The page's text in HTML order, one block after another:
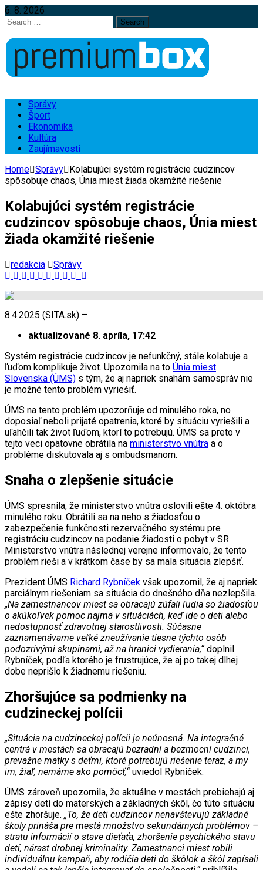
6. 8. 2026
Search
for:
Správy
Šport
Ekonomika
Kultúra
Zaujímavosti
Home Správy Kolabujúci systém registrácie cudzincov
spôsobuje chaos, Únia miest žiada okamžité riešenie
Kolabujúci systém registrácie
cudzincov spôsobuje chaos, Únia miest
žiada okamžité riešenie
redakcia Správy
8.4.2025 (SITA.sk) –
aktualizované 8. apríla, 17:42
Systém registrácie cudzincov je nefunkčný, stále kolabuje a
ľuďom komplikuje život. Upozornila na to Únia miest
Slovenska (ÚMS) s tým, že aj napriek snahám samospráv nie
je možné tento problém vyriešiť.
ÚMS na tento problém upozorňuje od minulého roka, no
doposiaľ neboli prijaté opatrenia, ktoré by situáciu vyriešili a
uľahčili tak život ľuďom, ktorí to potrebujú. ÚMS sa preto v
tejto veci opätovne obrátila na ministerstvo vnútra a o
probléme diskutovala aj s ombudsmanom.
Snaha o zlepšenie situácie
ÚMS spresnila, že ministerstvo vnútra oslovili ešte 4. októbra
minulého roku. Obrátili sa na neho s žiadosťou o
zabezpečenie funkčnosti rezervačného systému pre
registráciu cudzincov na podanie žiadosti o pobyt v SR.
Ministerstvo vnútra následnej verejne informovalo, že tento
problém rieši a v krátkom čase by sa mala situácia zlepšiť.
Prezident ÚMS Richard Rybníček však upozornil, že aj napriek
parciálnym riešeniam sa situácia do dnešného dňa nezlepšila.
„Na zamestnancov miest sa obracajú zúfali ľudia so žiadosťou
o akúkoľvek pomoc najmä v situáciách, keď ide o deti alebo
nedostupnosť zdravotnej starostlivosti. Súčasne
zaznamenávame veľké zneužívanie tiesne týchto osôb
podozrivými skupinami, až na hranici vydierania,“doplnil
Rybníček, podľa ktorého je frustrujúce, že aj po takej dlhej
dobe neprišlo k žiadnemu riešeniu.
Zhoršujúce sa podmienky na
cudzineckej polícii
„Situácia na cudzineckej polícii je neúnosná. Na integračné
centrá v mestách sa obracajú bezradní a bezmocní cudzinci,
prevažne matky s deťmi, ktoré potrebujú riešenie teraz, a my
im, žiaľ, nemáme ako pomôcť,“ uviedol Rybníček.
ÚMS zároveň upozornila, že aktuálne v mestách prebiehajú aj
zápisy detí do materských a základných škôl, čo túto situáciu
ešte zhoršuje. „To, že deti cudzincov nenavštevujú základné
školy prináša pre mestá množstvo sekundárnych problémov –
stratu informácií o stave dieťaťa, zhoršenie psychického stavu
detí, nárast drobnej kriminality. Zamestnanci miest robili
individuálnu kampaň, aby rodičia deti do škôlok a škôl zapísali